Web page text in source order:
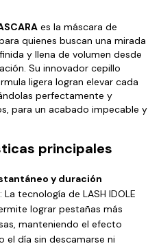
es la máscara de
quienes buscan una mirada
y llena de volumen desde
Su innovador cepillo
ligera logran elevar cada
perfectamente y
para un acabado impecable y
principales
y duración
: La tecnología de LASH IDOLE
lograr pestañas más
manteniendo el efecto
el día sin descamarse ni